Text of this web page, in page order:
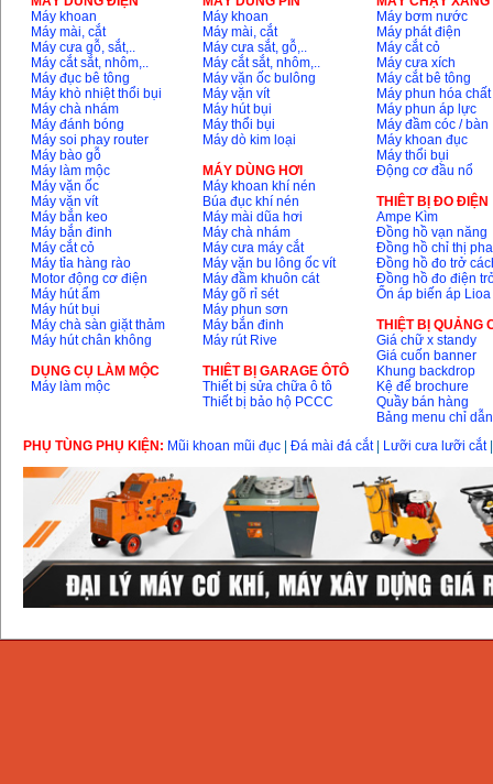
Máy khoan
Máy mài, cắt
Máy cưa gỗ, sắt,..
Máy cắt sắt, nhôm,..
Máy đục bê tông
Máy khò nhiệt thổi bụi
Máy chà nhám
Máy đánh bóng
Máy soi phay router
Máy bào gỗ
Máy làm mộc
Máy vặn ốc
Máy vặn vít
Máy bắn keo
Máy bắn đinh
Máy cắt cỏ
Máy tỉa hàng rào
Motor động cơ điện
Máy hút ẩm
Máy hút bụi
Máy chà sàn giặt thảm
Máy hút chân không
DỤNG CỤ LÀM MỘC
Máy làm mộc
Máy khoan
Máy mài, cắt
Máy cưa sắt, gỗ,..
Máy cắt sắt, nhôm,..
Máy vặn ốc bulông
Máy vặn vít
Máy hút bụi
Máy thổi bụi
Máy dò kim loại
MÁY DÙNG HƠI
Máy khoan khí nén
Búa đục khí nén
Máy mài dũa hơi
Máy chà nhám
Máy cưa máy cắt
Máy vặn bu lông ốc vít
Máy đầm khuôn cát
Máy gõ rỉ sét
Máy phun sơn
Máy bắn đinh
Máy rút Rive
THIÊT BỊ GARAGE ÔTÔ
Thiết bị sửa chữa ô tô
Thiết bị bảo hộ PCCC
Máy bơm nước
Máy phát điện
Máy cắt cỏ
Máy cưa xích
Máy cắt bê tông
Máy phun hóa chất
Máy phun áp lực
Máy đầm cóc / bàn
Máy khoan đục
Máy thổi bụi
Động cơ đầu nổ
THIÊT BỊ ĐO ĐIỆN
Ampe Kìm
Đồng hồ vạn năng
Đồng hồ chỉ thị pha
Đồng hồ đo trở
Đồng hồ đo điện
Ổn áp biến áp Lioa
THIỆT BỊ QUẢNG
Giá chữ x standy
Giá cuốn banner
Khung backdrop
Kệ để brochure
Quầy bán hàng
Bảng menu chỉ dẫn
PHỤ TÙNG PHỤ KIỆN: Mũi khoan mũi đục Đá mài đá cắt| Lưỡi cưa lưỡi cắt